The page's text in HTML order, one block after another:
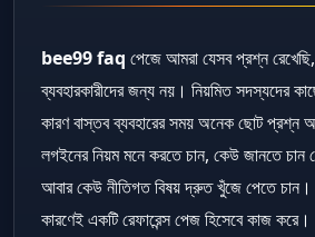
bee99 faq পেজে আমরা যেসব প্রশ্ন
ব্যবহারকারীদের জন্য নয়। নিয়মিত সদস্যদের
কারণ বাস্তব ব্যবহারের সময় অনেক ছোট প্রশ্ন
লগইনের নিয়ম মনে করতে চান, কেউ জানতে
আবার কেউ নীতিগত বিষয় দ্রুত খুঁজে পেতে চান।
কারণেই একটি রেফারেন্স পেজ হিসেবে কাজ করে।